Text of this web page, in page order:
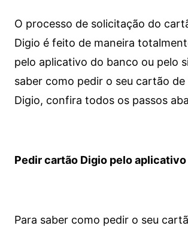
O processo de solicitação do
Digio é feito de maneira
pelo aplicativo do banco ou pelo
saber como pedir o seu cartão
Digio, confira todos os passos
Pedir cartão Digio pelo aplicativo
Para saber como pedir o seu